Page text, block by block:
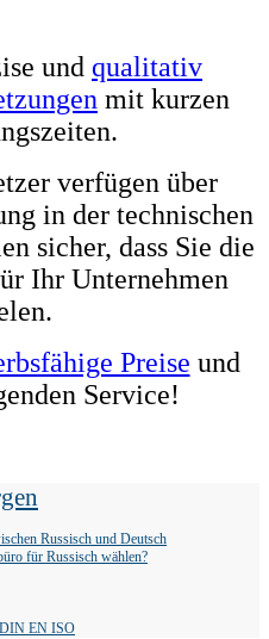
und qualitativ
mit kurzen
verfügen über
in der technischen
sicher, dass Sie die
Ihr Unternehmen
Preise und
Service!
Russisch und Deutsch
für Russisch wählen?
DIN EN ISO